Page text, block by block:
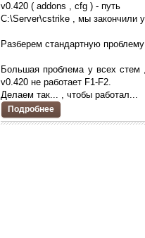
v0.420 ( addons , cfg ) - путь
C:\Server\cstrike , мы закончили
Разберем стандартную
Большая проблема у всех стем
v0.420 не работает F1-F2.
Делаем так... , чтобы работал...
Подробнее